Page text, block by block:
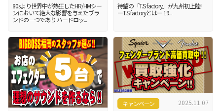
80sより世界中が熱狂したHR/HMシー
ンにおいて絶大な影響を与えたブラ
ンドの一つであり ハードロッ...
待望の「T.S factory」が九州初上陸!!
ーT.S factoryとはー 19...
キャンペーン 2025.11.07